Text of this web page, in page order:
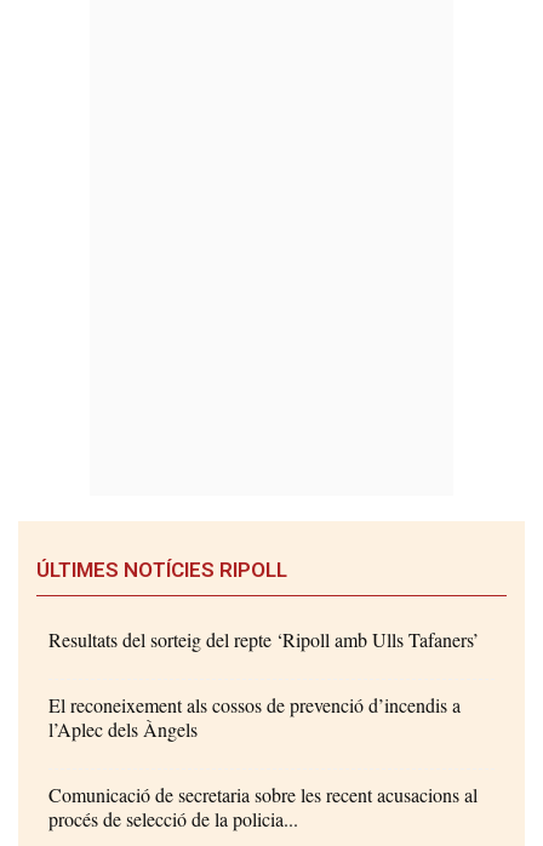
ÚLTIMES NOTÍCIES RIPOLL
Resultats del sorteig del repte ‘Ripoll amb Ulls Tafaners’
El reconeixement als cossos de prevenció d’incendis a
l’Aplec dels Àngels
Comunicació de secretaria sobre les recent acusacions al
procés de selecció de la policia...